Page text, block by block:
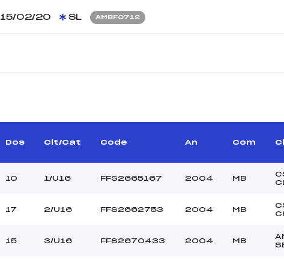
15/02/20 SL AMBF0712
CURTIL MAX (MB)
Altitude départ :
Homologation :
Dos Clt/Cat Code An Com
10 1/U16 FFS2665167 2004 MB
17 2/U16 FFS2662753 2004 MB
15 3/U16 FFS2670433 2004 MB